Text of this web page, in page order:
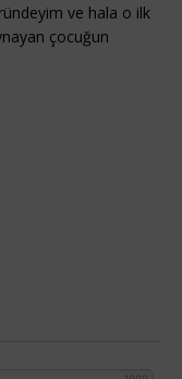
ve hala o ilk
çocuğun